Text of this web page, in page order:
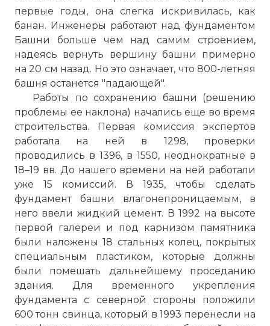
первые годы, она слегка искривилась, как
банан. Инженеры работают над фундаментом
Башни больше чем над самим строением,
надеясь вернуть вершину башни примерно
на 20 см назад. Но это означает, что 800-летняя
башня останется "падающей".
Работы по сохранению башни (решению
проблемы ее наклона) начались еще во время
строительства. Первая комиссия экспертов
работала на ней в 1298, проверки
проводились в 1396, в 1550, неоднократные в
18–19 вв. До нашего времени на ней работали
уже 15 комиссий. В 1935, чтобы сделать
фундамент башни влагонепроницаемым, в
него ввели жидкий цемент. В 1992 на высоте
первой галереи и под карнизом памятника
были наложены 18 стальных колец, покрытых
специальным пластиком, которые должны
были помешать дальнейшему проседанию
здания. Для временного укрепления
фундамента с северной стороны положили
600 тонн свинца, который в 1993 перенесли на